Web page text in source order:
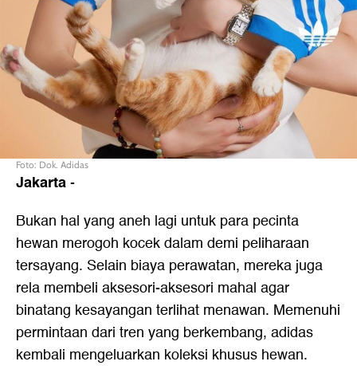
Foto: Dok. Adidas
Jakarta-
Bukan hal yang aneh lagi untuk para pecinta
hewan merogoh kocek dalam demi peliharaan
tersayang. Selain biaya perawatan, mereka juga
rela membeli aksesori-aksesori mahal agar
binatang kesayangan terlihat menawan. Memenuhi
permintaan dari tren yang berkembang, adidas
kembali mengeluarkan koleksi khusus hewan.